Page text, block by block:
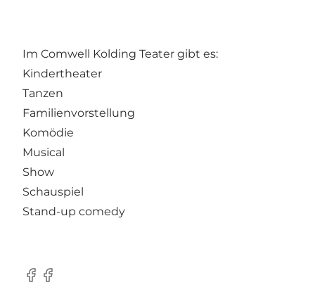
Im Comwell Kolding Teater gibt es:
Kindertheater
Tanzen
Familienvorstellung
Komödie
Musical
Show
Schauspiel
Stand-up comedy
Facebook
Facebook